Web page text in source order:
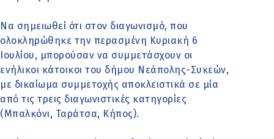
Να σημειωθεί ότι στον διαγωνισμό, που
ολοκληρώθηκε την περασμένη Κυριακή 6
Ιουλίου, μπορούσαν να συμμετάσχουν οι
ενήλικοι κάτοικοι του δήμου Νεάπολης-Συκεών,
με δικαίωμα συμμετοχής αποκλειστικά σε μία
από τις τρεις διαγωνιστικές κατηγορίες
(Μπαλκόνι, Ταράτσα, Κήπος).